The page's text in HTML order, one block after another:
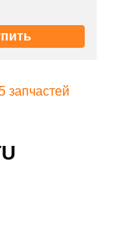
запчастей